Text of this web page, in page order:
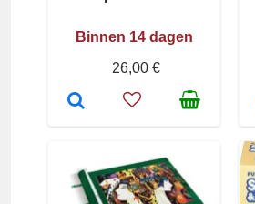
Binnen 14 dagen
26,00 €